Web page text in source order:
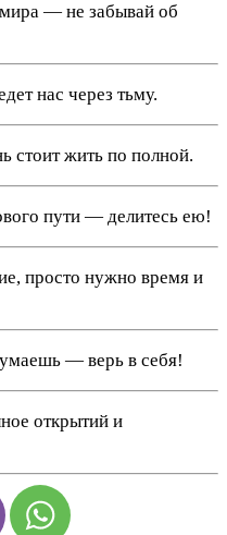
— не забывай об
нас через тьму.
стоит жить по полной.
пути — делитесь ею!
просто нужно время и
— верь в себя!
открытий и